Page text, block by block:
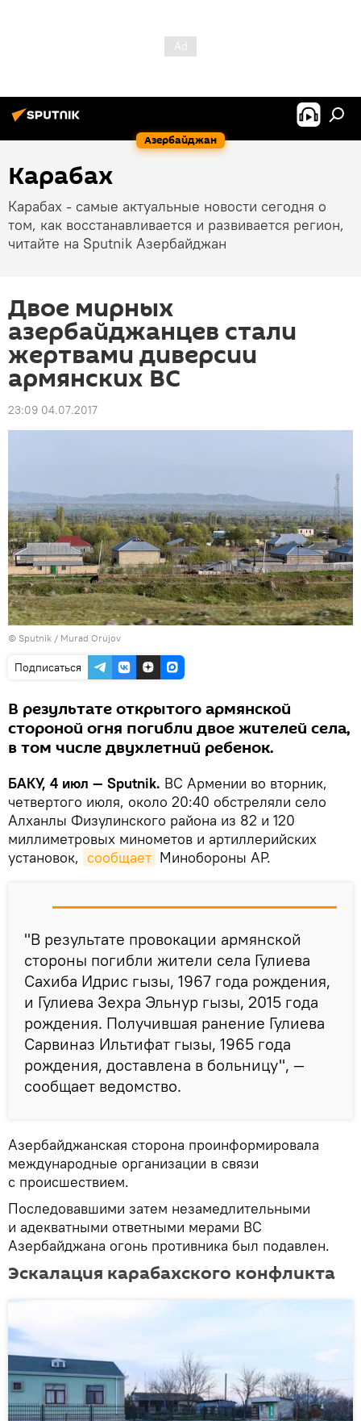
Азербайджан
Карабах
Карабах - самые актуальные новости сегодня о
том, как восстанавливается и развивается регион,
читайте на Sputnik Азербайджан
Двое мирных
азербайджанцев стали
жертвами диверсии
армянских ВС
23:09 04.07.2017
© Sputnik / Murad Orujov
Подписаться
В результате открытого армянской
стороной огня погибли двое жителей села,
в том числе двухлетний ребенок.
БАКУ, 4 июл — Sputnik. ВС Армении во вторник,
четвертого июля, около 20:40 обстреляли село
Алханлы Физулинского района из 82 и 120
миллиметровых минометов и артиллерийских
установок, сообщает Минобороны АР.
"В результате провокации армянской
стороны погибли жители села Гулиева
Сахиба Идрис гызы, 1967 года рождения,
и Гулиева Зехра Эльнур гызы, 2015 года
рождения. Получившая ранение Гулиева
Сарвиназ Ильтифат гызы, 1965 года
рождения, доставлена в больницу", —
сообщает ведомство.
Азербайджанская сторона проинформировала
международные организации в связи
с происшествием.
Последовавшими затем незамедлительными
и адекватными ответными мерами ВС
Азербайджана огонь противника был подавлен.
Эскалация карабахского конфликта